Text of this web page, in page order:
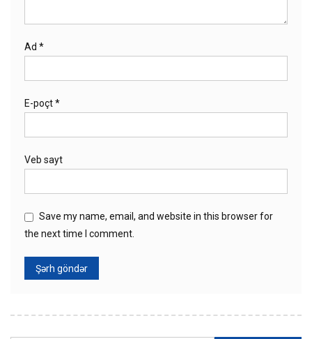
Ad *
E-poçt*
Veb sayt
Save my name, email, and website in this browser for
the next time I comment.